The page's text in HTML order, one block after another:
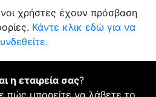
χρήστες έχουν πρόσβαση
Κάντε κλικ εδώ για να
η εταιρεία σας?